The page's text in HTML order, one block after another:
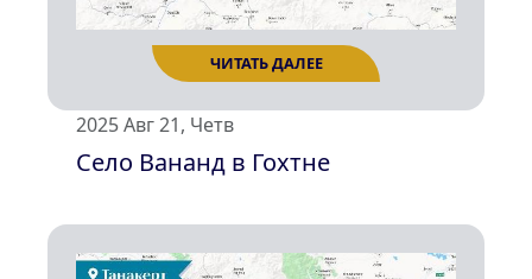
2025 Авг 21, Четв
Село Вананд в Гохтне